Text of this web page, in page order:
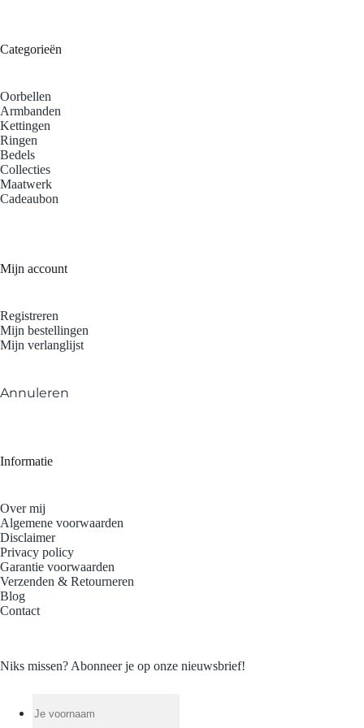
Categorieën
Oorbellen
Armbanden
Kettingen
Ringen
Bedels
Collecties
Maatwerk
Cadeaubon
Mijn account
Registreren
Mijn bestellingen
Mijn verlanglijst
Annuleren
Informatie
Over mij
Algemene voorwaarden
Disclaimer
Privacy policy
Garantie voorwaarden
Verzenden & Retourneren
Blog
Contact
Niks missen? Abonneer je op onze nieuwsbrief!